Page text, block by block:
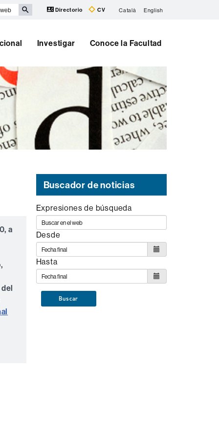
Directorio CV Català English
Investigar Conoce la Facultad
a
Buscador de noticias
Expresiones de búsqueda
Desde
Hasta
Buscar